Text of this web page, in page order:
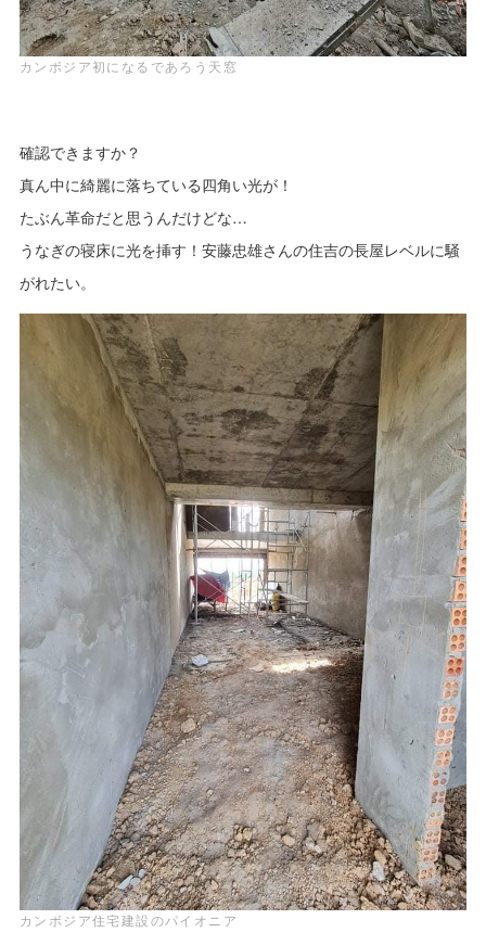
カンボジア初になるであろう天窓
確認できますか？
真ん中に綺麗に落ちている四角い光が！
たぶん革命だと思うんだけどな…
うなぎの寝床に光を挿す！安藤忠雄さんの住吉の長屋レベルに騒
がれたい。
カンボジア住宅建設のパイオニア